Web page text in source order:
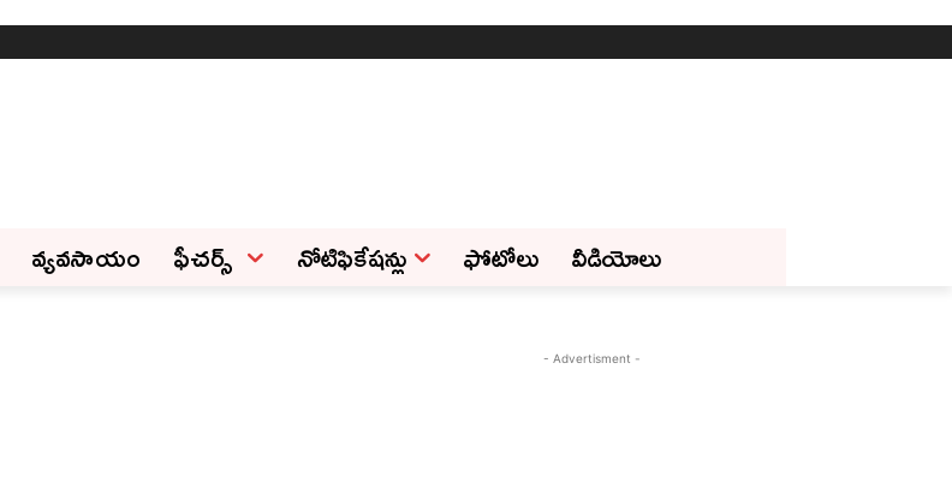
వ్యవసాయం ఫీచ‌ర్స్ ‌ నోటిఫికేషన్లు ఫోటోలు వీడియోలు
- Advertisment -